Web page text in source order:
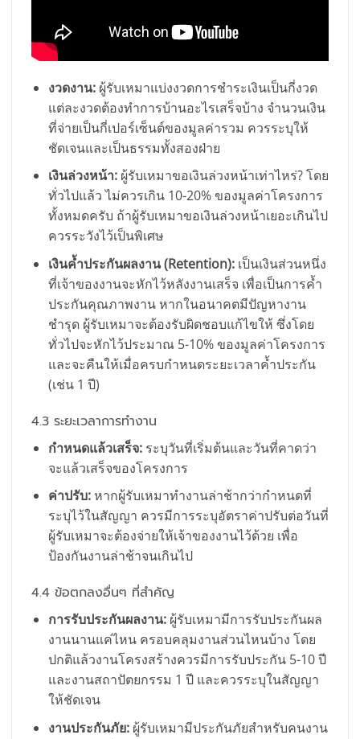
งวดงาน:ผู้รับเหมาแบ่งงวดการชำระเงินเป็นกี่งวด
แต่ละงวดต้องทำการบ้านอะไรเสร็จบ้าง จำนวนเงิน
ที่จ่ายเป็นกี่เปอร์เซ็นต์ของมูลค่ารวม ควรระบุให้
ชัดเจนและเป็นธรรมทั้งสองฝ่าย
เงินล่วงหน้า:ผู้รับเหมาขอเงินล่วงหน้าเท่าไหร่? โดย
ทั่วไปแล้ว ไม่ควรเกิน 10-20% ของมูลค่าโครงการ
ทั้งหมดครับ ถ้าผู้รับเหมาขอเงินล่วงหน้าเยอะเกินไป
ควรระวังไว้เป็นพิเศษ
เงินค้ำประกันผลงาน (Retention):เป็นเงินส่วนหนึ่ง
ที่เจ้าของงานจะหักไว้หลังงานเสร็จ เพื่อเป็นการค้ำ
ประกันคุณภาพงาน หากในอนาคตมีปัญหางาน
ชำรุด ผู้รับเหมาจะต้องรับผิดชอบแก้ไขให้ ซึ่งโดย
ทั่วไปจะหักไว้ประมาณ 5-10% ของมูลค่าโครงการ
และจะคืนให้เมื่อครบกำหนดระยะเวลาค้ำประกัน
(เช่น 1 ปี)
4.3 ระยะเวลาการทำงาน
กำหนดแล้วเสร็จ:ระบุวันที่เริ่มต้นและวันที่คาดว่า
จะแล้วเสร็จของโครงการ
ค่าปรับ:หากผู้รับเหมาทำงานล่าช้ากว่ากำหนดที่
ระบุไว้ในสัญญา ควรมีการระบุอัตราค่าปรับต่อวันที่
ผู้รับเหมาจะต้องจ่ายให้เจ้าของงานไว้ด้วย เพื่อ
ป้องกันงานล่าช้าจนเกินไป
4.4 ข้อตกลงอื่นๆ ที่สำคัญ
การรับประกันผลงาน:ผู้รับเหมามีการรับประกันผล
งานนานแค่ไหน ครอบคลุมงานส่วนไหนบ้าง โดย
ปกติแล้วงานโครงสร้างควรมีการรับประกัน 5-10 ปี
และงานสถาปัตยกรรม 1 ปี และควรระบุในสัญญา
ให้ชัดเจน
งานประกันภัย:ผู้รับเหมามีประกันภัยสำหรับคนงาน